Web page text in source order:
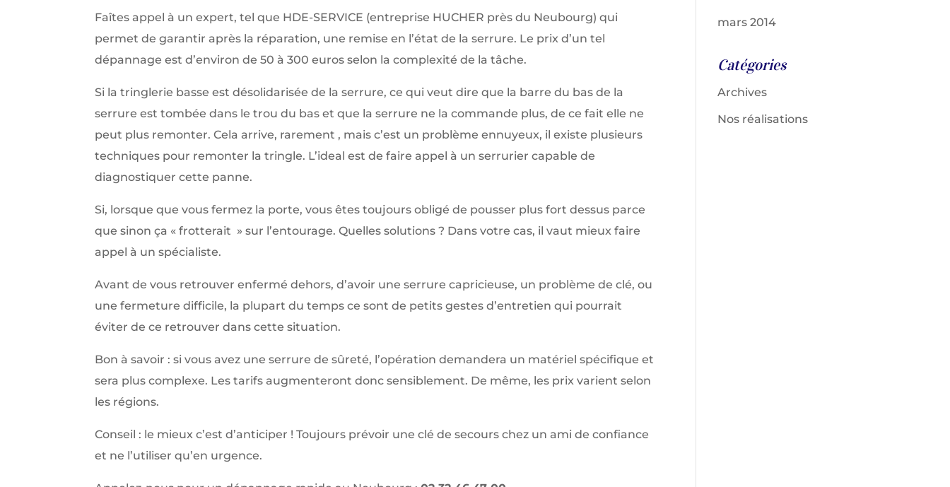
Faîtes appel à un expert, tel que HDE-SERVICE (entreprise HUCHER près du Neubourg) qui
permet de garantir après la réparation, une remise en l’état de la serrure. Le prix d’un tel
dépannage est d’environ de 50 à 300 euros selon la complexité de la tâche.
Si la tringlerie basse est désolidarisée de la serrure, ce qui veut dire que la barre du bas de la
serrure est tombée dans le trou du bas et que la serrure ne la commande plus, de ce fait elle ne
peut plus remonter. Cela arrive, rarement , mais c’est un problème ennuyeux, il existe plusieurs
techniques pour remonter la tringle. L’ideal est de faire appel à un serrurier capable de
diagnostiquer cette panne.
Si, lorsque que vous fermez la porte, vous êtes toujours obligé de pousser plus fort dessus parce
que sinon ça « frotterait » sur l’entourage. Quelles solutions ? Dans votre cas, il vaut mieux faire
appel à un spécialiste.
Avant de vous retrouver enfermé dehors, d’avoir une serrure capricieuse, un problème de clé, ou
une fermeture difficile, la plupart du temps ce sont de petits gestes d’entretien qui pourrait
éviter de ce retrouver dans cette situation.
Bon à savoir : si vous avez une serrure de sûreté, l’opération demandera un matériel spécifique et
sera plus complexe. Les tarifs augmenteront donc sensiblement. De même, les prix varient selon
les régions.
Conseil : le mieux c’est d’anticiper ! Toujours prévoir une clé de secours chez un ami de confiance
et ne l’utiliser qu’en urgence.
mars 2014
Catégories
Archives
Nos réalisations